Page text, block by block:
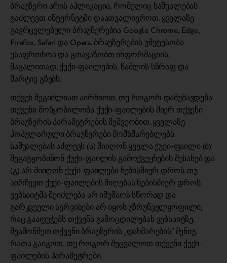
ბრაუზერი არის აპლიკაცია, რომელიც საშუალებას
გაძლევთ ინტერნეტში დაათვალიეროთ. ყველაზე
გავრცელებული ბრაუზერებია Google Chrome, Edge,
Firefox, Safari და Opera. ბრაუზერების უმეტესობა
უსაფრთხოა და გთავაზობთ ინფორმაციის,
მაგალითად, ქუქი-ფაილების, წაშლის სწრაფ და
მარტივ გზებს.
თქვენ შეგიძლიათ აირჩიოთ, თუ როგორ დამუშავდება
თქვენი მოწყობილობა ქუქი-ფაილების მიერ თქვენი
ბრაუზერის პარამეტრების მეშვეობით. ყველაზე
პოპულარული ბრაუზერები მომხმარებლებს
საშუალებას აძლევს (ა) მიიღონ ყველა ქუქი-ფაილი (ბ)
შეგატყობინონ ქუქი-ფაილის გამოქვეყნების შესახებ და
(გ) არ მიიღონ ქუქი-ფაილები ნებისმიერ დროს. თუ
აირჩევთ ქუქი-ფაილების მიღებას ნებისმიერ დროს,
ვებსაიტმა შეიძლება არ იმუშაოს სწორად და
გარკვეული სერვისები არ იყოს უზრუნველყოფილი,
რაც გააფუჭებს თქვენს გამოცდილებას ვებსაიტზე.
შეამოწმეთ თქვენი ბრაუზერის „დახმარების“ მენიუ,
რათა გაიგოთ, თუ როგორ შეცვალოთ თქვენი ქუქი-
ფაილების პარამეტრები.